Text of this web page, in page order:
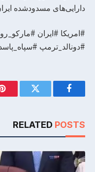
دارایی‌های مسدودشده
#امریکا #ایران
#دونالد_ترمپ
Facebook
Twitter
RELATED POSTS